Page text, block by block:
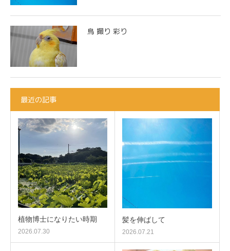
鳥 撮り 彩り
最近の記事
植物博士になりたい時期
2026.07.30
髪を伸ばして
2026.07.21